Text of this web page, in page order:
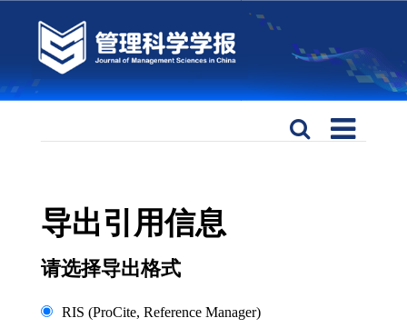
导出引用信息
请选择导出格式
RIS (ProCite, Reference Manager)